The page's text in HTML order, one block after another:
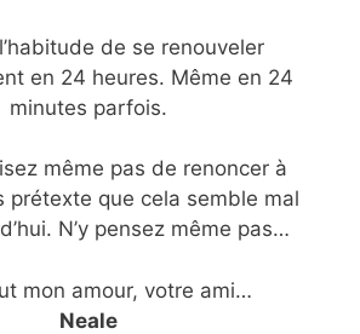
de se renouveler
en 24 heures. Même en 24
minutes parfois.
même pas de renoncer à
prétexte que cela semble mal
N’y pensez même pas…
mon amour, votre ami…
Neale